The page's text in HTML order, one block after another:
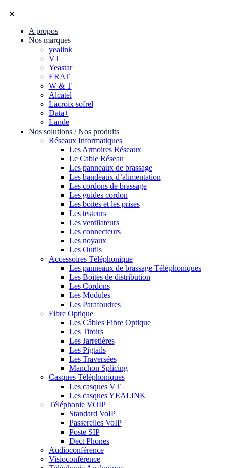
✕
A propos
Nos marques
yealink
VT
Yeastar
ERAT
W & T
Alcatel
Lacroix sofrel
Data+
Lande
Nos solutions / Nos produits
Réseaux Informatiques
Les Armoires Réseaux
Le Cable Réseau
Les panneaux de brassage
Les bandeaux d’alimentation
Les cordons de brassage
Les guides cordon
Les boites et les prises
Les testeurs
Les ventilateurs
Les connecteurs
Les noyaux
Les Outils
Accessoires Téléphonique
Les panneaux de brassage Téléphoniques
Les Boites de distribution
Les Cordons
Les Modules
Les Parafoudres
Fibre Optique
Les Câbles Fibre Optique
Les Tiroirs
Les Jarretières
Les Pigtails
Les Traversées
Manchon Splicing
Casques Téléphoniques
Les casques VT
Les casques YEALINK
Téléphonie VOIP
Standard VoIP
Passerelles VoIP
Poste SIP
Dect Phones
Audioconférence
Visioconférence